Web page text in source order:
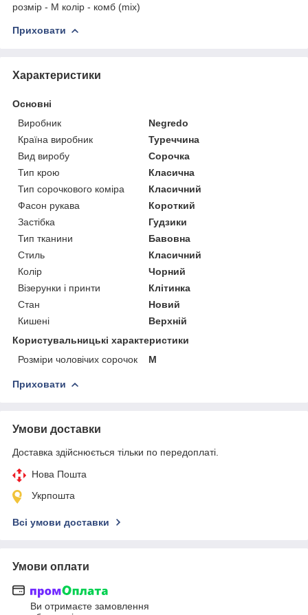
розмір - M колір - комб (mix)
Приховати
Характеристики
Основні
Виробник
Negredo
Країна виробник
Туреччина
Вид виробу
Сорочка
Тип крою
Класична
Тип сорочкового коміра
Класичний
Фасон рукава
Короткий
Застібка
Гудзики
Тип тканини
Бавовна
Стиль
Класичний
Колір
Чорний
Візерунки і принти
Клітинка
Стан
Новий
Кишені
Верхній
Користувальницькі характеристики
Розміри чоловічих сорочок
М
Приховати
Умови доставки
Доставка здійснюється тільки по передоплаті.
Нова Пошта
Укрпошта
Всі умови доставки
Умови оплати
Ви отримаєте замовлення